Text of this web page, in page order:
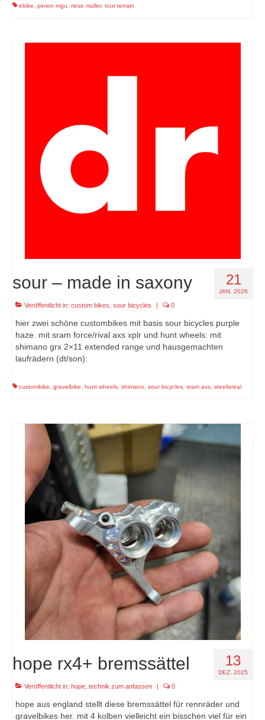
ebike pinion mgu riese müller, tout terrain
21
JAN. 2026
sour – made in saxony
Veröffentlicht in: custom bikes sour bicycles | 0
hier zwei schöne custombikes mit basis sour bicycles purple
haze. mit sram force/rival axs xplr und hunt wheels: mit
shimano grx 2×11 extended range und hausgemachten
laufrädern (dt/son):
custombike gravelbike hunt wheels shimano sour bicycles sram axs steelisreal
13
DEZ. 2025
hope rx4+ bremssättel
Veröffentlicht in: hope technik zum anfassen | 0
hope aus england stellt diese bremssättel für rennräder und
gravelbikes her. mit 4 kolben vielleicht ein bisschen viel für ein